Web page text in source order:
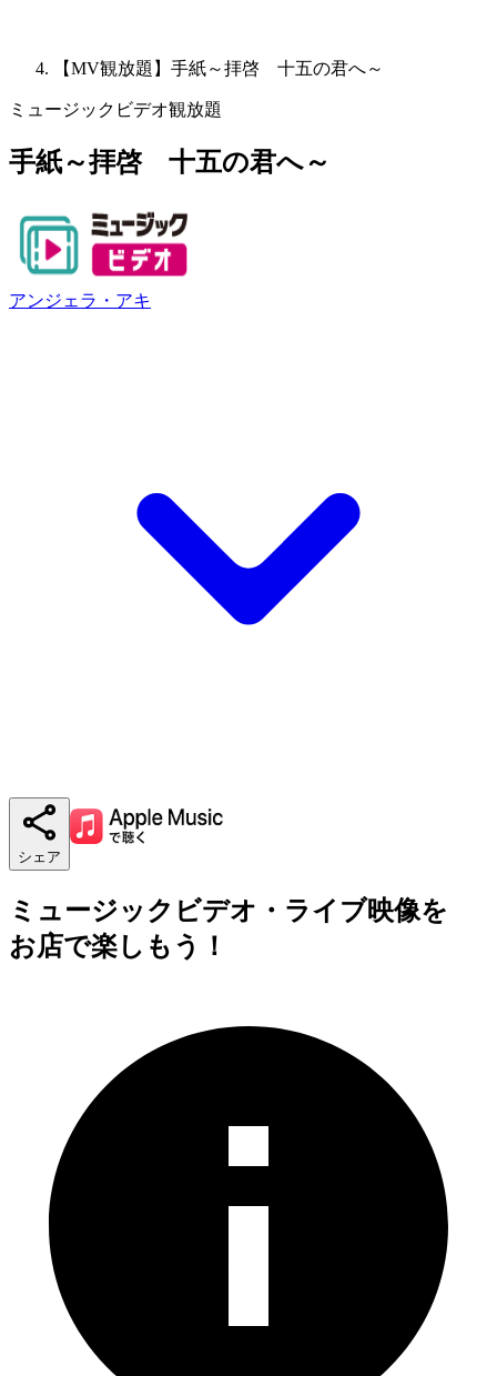
【MV観放題】手紙～拝啓 十五の君へ～
ミュージックビデオ観放題
手紙～拝啓 十五の君へ～
アンジェラ・アキ
シェア
ミュージックビデオ・ライブ映像を
お店で楽しもう！